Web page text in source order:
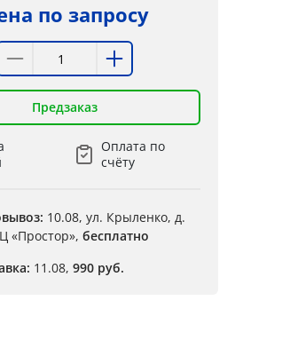
по запросу
Предзаказ
Оплата по
счёту
10.08, ул. Крыленко, д.
«Простор», бесплатно
11.08, 990 руб.